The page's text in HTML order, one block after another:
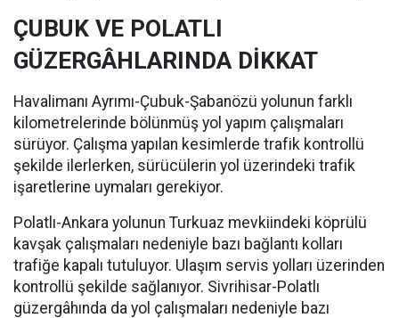
ÇUBUK VE POLATLI
GÜZERGÂHLARINDA DİKKAT
Havalimanı Ayrımı-Çubuk-Şabanözü yolunun farklı
kilometrelerinde bölünmüş yol yapım çalışmaları
sürüyor. Çalışma yapılan kesimlerde trafik kontrollü
şekilde ilerlerken, sürücülerin yol üzerindeki trafik
işaretlerine uymaları gerekiyor.
Polatlı-Ankara yolunun Turkuaz mevkiindeki köprülü
kavşak çalışmaları nedeniyle bazı bağlantı kolları
trafiğe kapalı tutuluyor. Ulaşım servis yolları üzerinden
kontrollü şekilde sağlanıyor. Sivrihisar-Polatlı
güzergâhında da yol çalışmaları nedeniyle bazı